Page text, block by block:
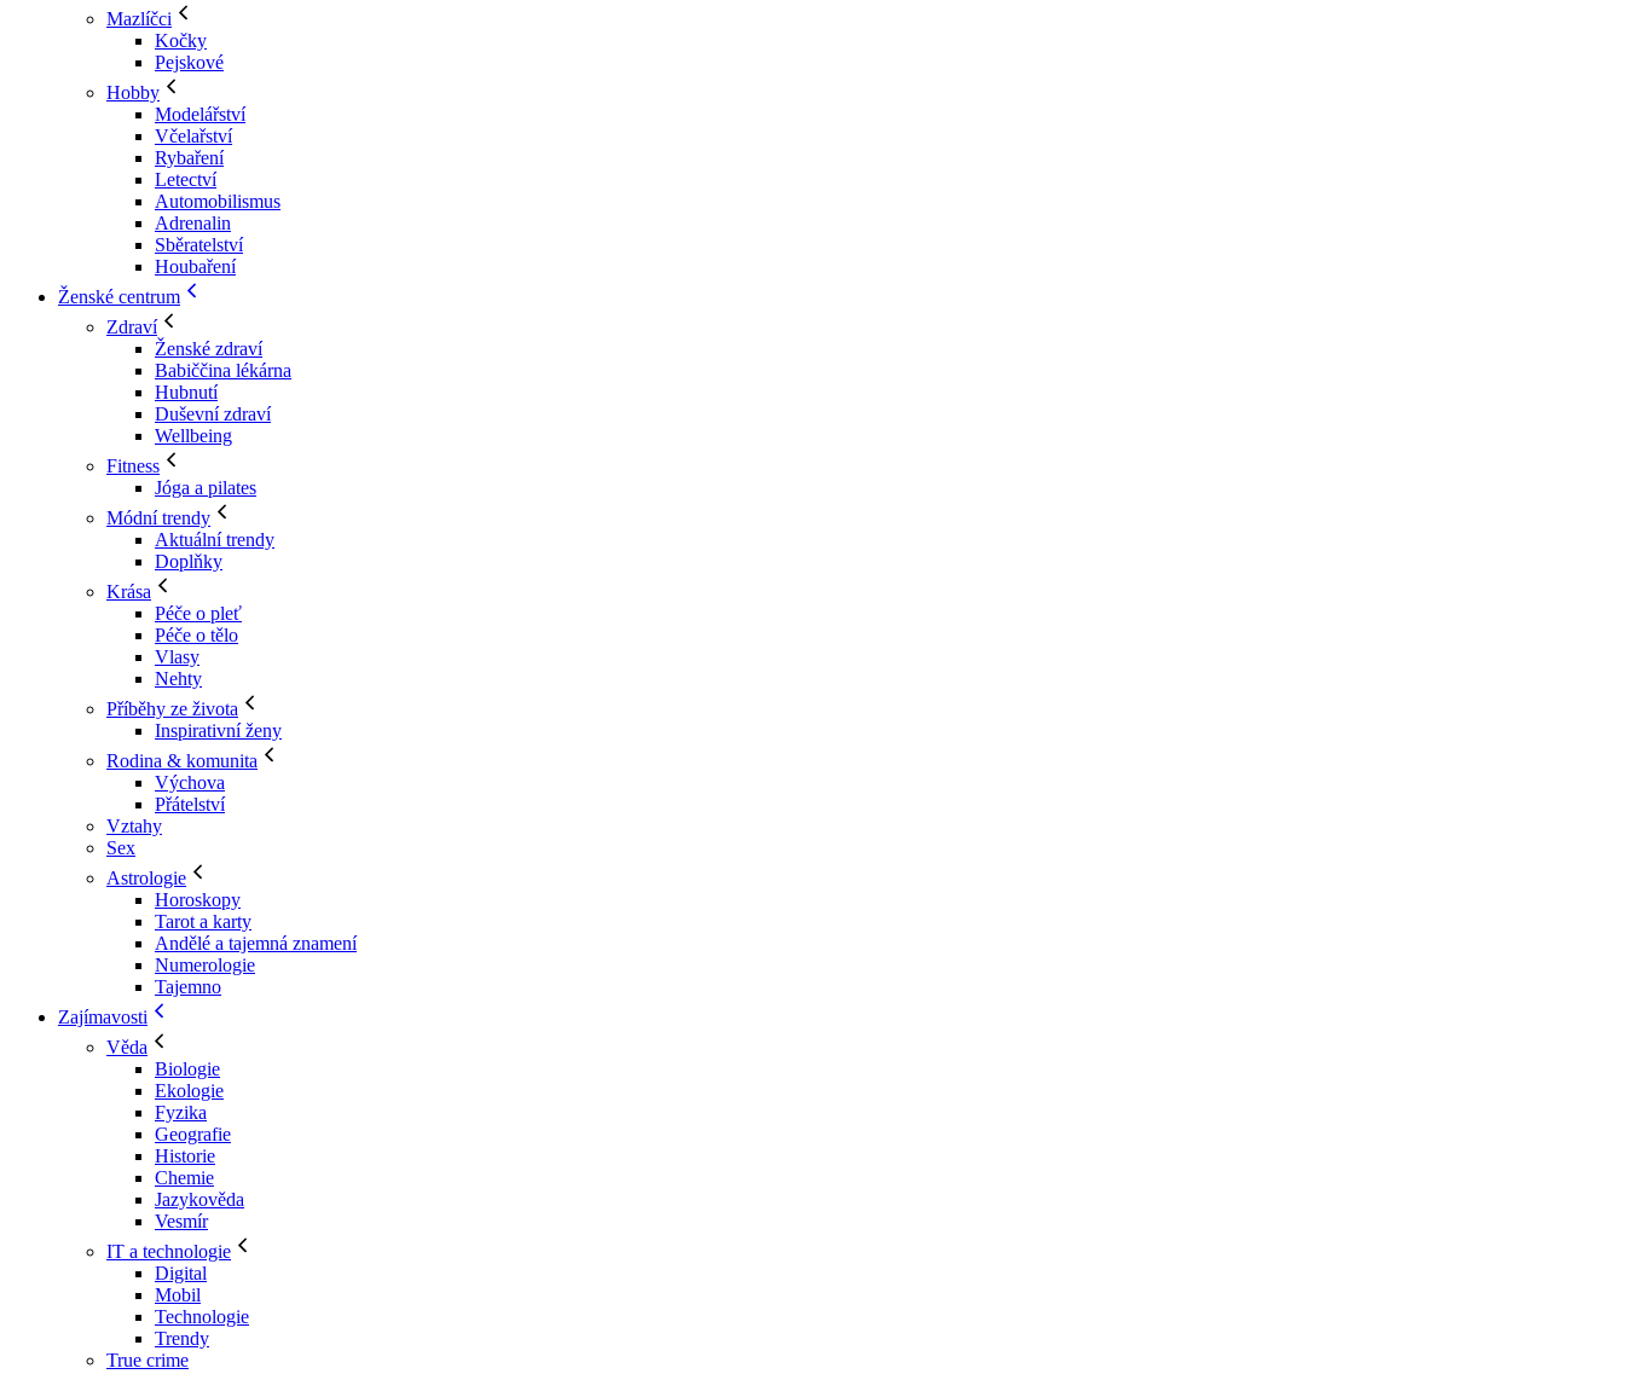
Mazlíčci
Kočky
Pejskové
Hobby
Modelářství
Včelařství
Rybaření
Letectví
Automobilismus
Adrenalin
Sběratelství
Houbaření
Ženské centrum
Zdraví
Ženské zdraví
Babiččina lékárna
Hubnutí
Duševní zdraví
Wellbeing
Fitness
Jóga a pilates
Módní trendy
Aktuální trendy
Doplňky
Krása
Péče o pleť
Péče o tělo
Vlasy
Nehty
Příběhy ze života
Inspirativní ženy
Rodina & komunita
Výchova
Přátelství
Vztahy
Sex
Astrologie
Horoskopy
Tarot a karty
Andělé a tajemná znamení
Numerologie
Tajemno
Zajímavosti
Věda
Biologie
Ekologie
Fyzika
Geografie
Historie
Chemie
Jazykověda
Vesmír
IT a technologie
Digital
Mobil
Technologie
Trendy
True crime